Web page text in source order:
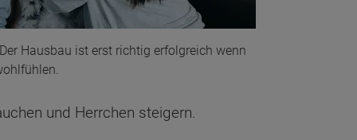
Hausbau ist erst richtig erfolgreich wenn
und Herrchen steigern.